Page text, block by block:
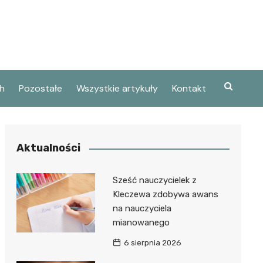
Pozostałe Wszystkie artykuły Kontakt
Aktualności
Sześć nauczycielek z
Kleczewa zdobywa awans
na nauczyciela
mianowanego
6 sierpnia 2026